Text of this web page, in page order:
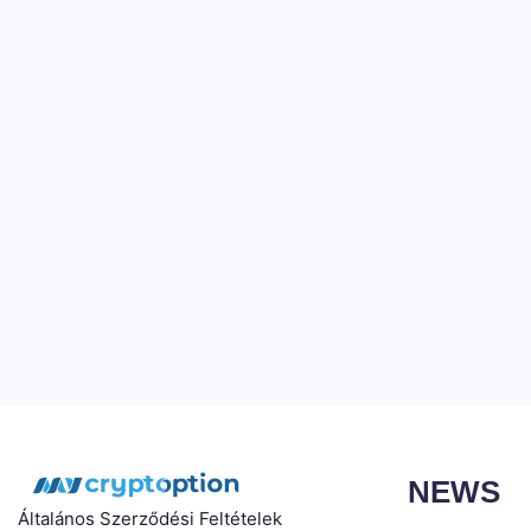
Általános Szerződési Feltételek
NEWS